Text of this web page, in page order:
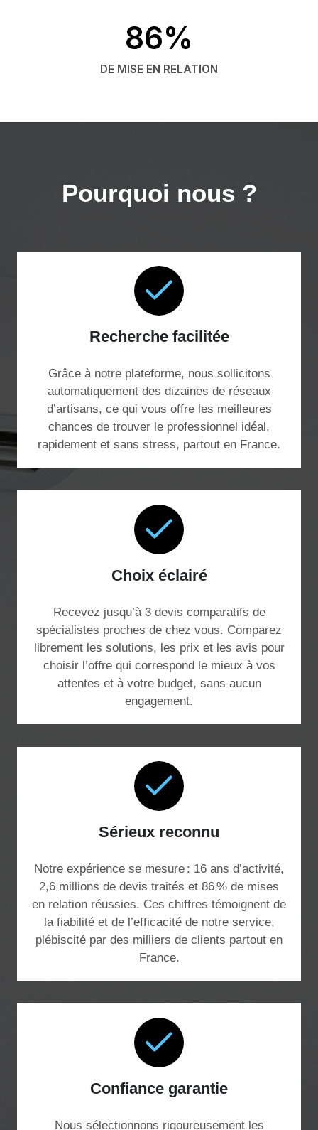
86%
DE MISE EN RELATION
Pourquoi nous ?
Recherche facilitée
Grâce à notre plateforme, nous sollicitons
automatiquement des dizaines de réseaux
d’artisans, ce qui vous offre les meilleures
chances de trouver le professionnel idéal,
rapidement et sans stress, partout en France.
Choix éclairé
Recevez jusqu’à 3 devis comparatifs de
spécialistes proches de chez vous. Comparez
librement les solutions, les prix et les avis pour
choisir l’offre qui correspond le mieux à vos
attentes et à votre budget, sans aucun
engagement.
Sérieux reconnu
Notre expérience se mesure : 16 ans d’activité,
2,6 millions de devis traités et 86 % de mises
en relation réussies. Ces chiffres témoignent de
la fiabilité et de l’efficacité de notre service,
plébiscité par des milliers de clients partout en
France.
Confiance garantie
Nous sélectionnons rigoureusement les